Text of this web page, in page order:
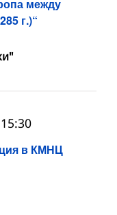
между
г.)“
в КМНЦ
15:30